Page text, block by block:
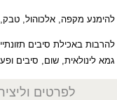
להימנע מקפה, אלכוהול,
להרבות באכילת סיבים
גמא לינולאית, שום, סיבים
לפרטים וליצירת